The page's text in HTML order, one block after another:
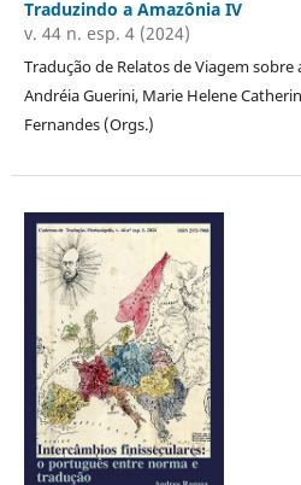
Traduzindo a Amazônia IV
v. 44 n. esp. 4 (2024)
Tradução de Relatos de Viagem sobre
Andréia Guerini, Marie Helene
Fernandes (Orgs.)